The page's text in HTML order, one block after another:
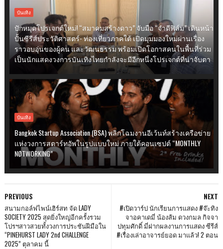
บันเทิง
ปักหมุดโปรเจกต์ใหม่! “สมาคมสร้างดาว” จับมือ “จำดีฟิล์ม” เดินหน้า
ปั้นซีรีส์ประวัติศาสตร์- ท่องเที่ยวภาคใต้ เปิดมุมมองใหม่ผ่านเรื่อง
ราวอบอุ่นของผู้คน และวัฒนธรรม พร้อมเปิดโอกาสคนในพื้นที่ร่วม
เป็นนักแสดงวงการบันเทิงไทยกำลังจะมีอีกหนึ่งโปรเจกต์ที่น่าจับตา
บันเทิง
Bangkok Startup Association (BSA) พลิกโฉมงานอีเว้นท์สร้างเครือข่าย
แห่งวงการสตาร์ทอัพในรูปแบบใหม่ ภายใต้คอนเซปต์ “MONTHLY
NØTWORKING”
NEXT
#เปิดวาร์ป นักเรียนการแสดง #จ๊ะทิง
จาอคาเดมี่ น้องส้ม ดวงกมล กิจจา
ปทุมศักดิ์ มี่ฝากผลงานการแสดง ซีรีส์
#เรื่องเล่าอาจารย์ยอด มาแล้ว! 2 ตอน
PREVIOUS
สนามกอล์ฟไพน์เฮิร์สท จัด LADY
SOCIETY 2025 สุดยิ่งใหญ่อีกครั้งรวม
โปรฯสาวสวยทั้งวงการประชันฝีมือใน
“PINEHURST LADY 2nd CHALLENGE
2025” ตุลาคม นี้